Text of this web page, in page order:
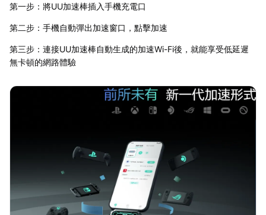
第一步：將UU加速棒插入手機充電口
第二步：手機自動彈出加速窗口，點擊加速
第三步：連接UU加速棒自動生成的加速Wi-Fi後，就能享受低延遲
無卡頓的網路體驗